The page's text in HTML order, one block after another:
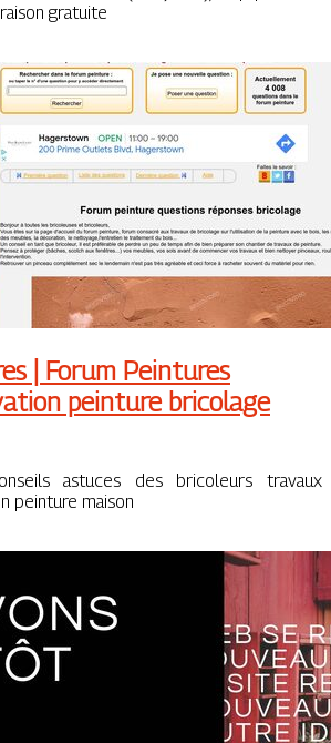
gratuite
| Forum Peintures
peinture bricolage
astuces des bricoleurs travaux
peinture maison